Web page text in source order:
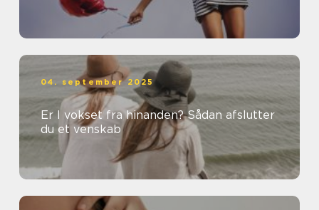
04. september 2025
Er I vokset fra hinanden? Sådan afslutter
du et venskab